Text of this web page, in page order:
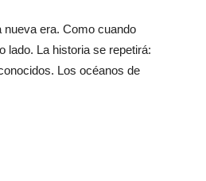
era. Como cuando
lado. La historia se repetirá:
Los océanos de